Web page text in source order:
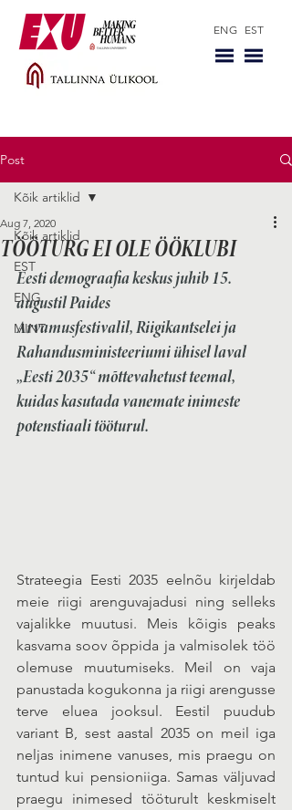
ENG EST
Post
Kõik artiklid
EST
ENG
MINT
Kõik artiklid
TÖÖTURG EI OLE ÖÖKLUBI
Aug 7, 2020
Eesti demograafia keskus juhib 15.
augustil Paides
Arvamusfestivalil, Riigikantselei ja
Rahandusministeeriumi ühisel laval
„Eesti 2035“ mõttevahetust teemal,
kuidas kasutada vanemate inimeste
potenstiaali tööturul.
Strateegia Eesti 2035 eelnõu kirjeldab
meie riigi arenguvajadusi ning selleks
vajalikke muutusi. Meis kõigis peaks
kasvama soov õppida ja valmisolek töö
olemuse muutumiseks. Meil on vaja
panustada kogukonna ja riigi arengusse
terve eluea jooksul. Eestil puudub
variant B, sest aastal 2035 on meil iga
neljas inimene vanuses, mis praegu on
tuntud kui pensioniiga. Samas väljuvad
praegu inimesed tööturult keskmiselt